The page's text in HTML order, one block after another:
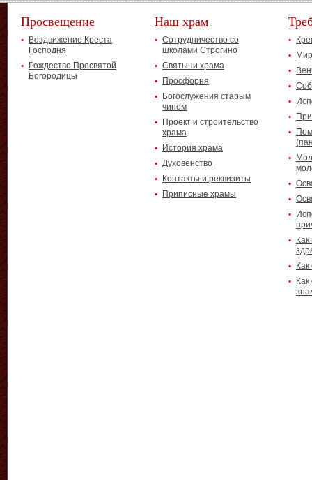
Просвещение
Воздвижение Креста
Господня
Рождество Пресвятой
Богородицы
Наш храм
Сотрудничество со
школами Строгино
Святыни храма
Просфорня
Богослужения старым
чином
Проект и строительство
храма
История храма
Духовенство
Контакты и реквизиты
Приписные храмы
Как
Как